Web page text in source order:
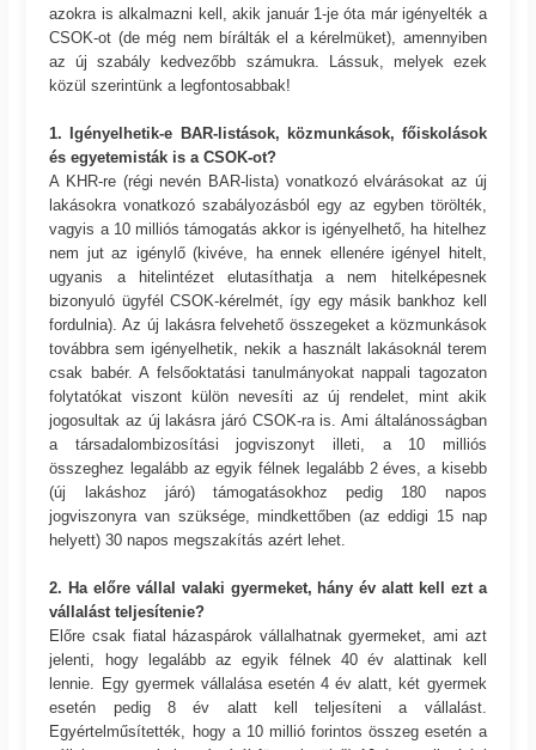
azokra is alkalmazni kell, akik január 1-je óta már igényelték a
CSOK-ot (de még nem bírálták el a kérelmüket), amennyiben
az új szabály kedvezőbb számukra. Lássuk, melyek ezek
közül szerintünk a legfontosabbak!
1. Igényelhetik-e BAR-listások, közmunkások, főiskolások
és egyetemisták is a CSOK-ot?
A KHR-re (régi nevén BAR-lista) vonatkozó elvárásokat az új
lakásokra vonatkozó szabályozásból egy az egyben törölték,
vagyis a 10 milliós támogatás akkor is igényelhető, ha hitelhez
nem jut az igénylő (kivéve, ha ennek ellenére igényel hitelt,
ugyanis a hitelintézet elutasíthatja a nem hitelképesnek
bizonyuló ügyfél CSOK-kérelmét, így egy másik bankhoz kell
fordulnia). Az új lakásra felvehető összegeket a közmunkások
továbbra sem igényelhetik, nekik a használt lakásoknál terem
csak babér. A felsőoktatási tanulmányokat nappali tagozaton
folytatókat viszont külön nevesíti az új rendelet, mint akik
jogosultak az új lakásra járó CSOK-ra is. Ami általánosságban
a társadalombizosítási jogviszonyt illeti, a 10 milliós
összeghez legalább az egyik félnek legalább 2 éves, a kisebb
(új lakáshoz járó) támogatásokhoz pedig 180 napos
jogviszonyra van szüksége, mindkettőben (az eddigi 15 nap
helyett) 30 napos megszakítás azért lehet.
2. Ha előre vállal valaki gyermeket, hány év alatt kell ezt a
vállalást teljesítenie?
Előre csak fiatal házaspárok vállalhatnak gyermeket, ami azt
jelenti, hogy legalább az egyik félnek 40 év alattinak kell
lennie. Egy gyermek vállalása esetén 4 év alatt, két gyermek
esetén pedig 8 év alatt kell teljesíteni a vállalást.
Egyértelműsítették, hogy a 10 millió forintos összeg esetén a